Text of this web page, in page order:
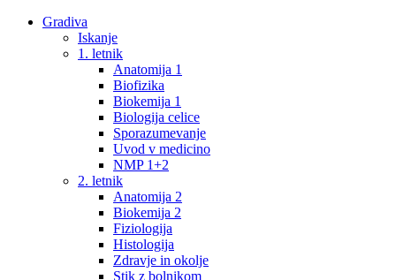
Gradiva
Iskanje
1. letnik
Anatomija 1
Biofizika
Biokemija 1
Biologija celice
Sporazumevanje
Uvod v medicino
NMP 1+2
2. letnik
Anatomija 2
Biokemija 2
Fiziologija
Histologija
Zdravje in okolje
Stik z bolnikom